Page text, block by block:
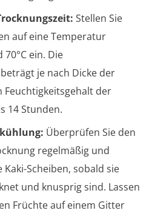
Stellen Sie
auf eine Temperatur
70°C ein. Die
je nach Dicke der
Feuchtigkeitsgehalt der
14 Stunden.
Überprüfen Sie den
regelmäßig und
Scheiben, sobald sie
und knusprig sind. Lassen
Früchte auf einem Gitter